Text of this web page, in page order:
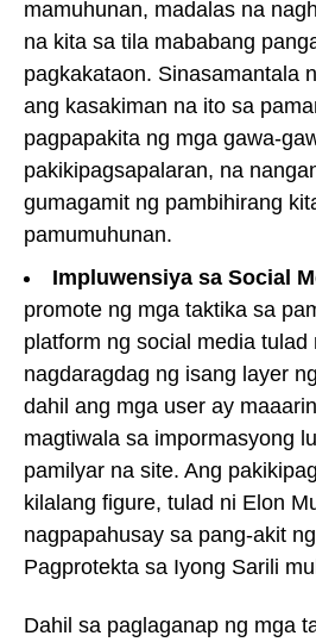
mamuhunan, madalas na
na kita sa tila mababang
pagkakataon. Sinasamantala
ang kasakiman na ito sa
pagpapakita ng mga gawa-
pakikipagsapalaran, na
gumagamit ng pambihirang
pamumuhunan.
Impluwensiya sa Social
promote ng mga taktika sa
platform ng social media tulad
nagdaragdag ng isang layer
dahil ang mga user ay
magtiwala sa impormasyong
pamilyar na site. Ang
kilalang figure, tulad ni Elon
nagpapahusay sa pang-akit
Pagprotekta sa Iyong Sarili
Dahil sa paglaganap ng mga